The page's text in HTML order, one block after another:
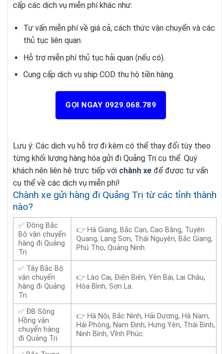
cấp các dịch vụ miễn phí khác như:
Tư vấn miễn phí về giá cả, cách thức vận chuyển và các
thủ tục liên quan.
Hỗ trợ miễn phí thủ tục hải quan (nếu có).
Cung cấp dịch vụ ship COD thu hộ tiền hàng.
GỌI NGAY 0929.068.789
Lưu ý: Các dịch vụ hỗ trợ đi kèm có thể thay đổi tùy theo
từng khối lượng hàng hóa gửi đi Quảng Trị cụ thể. Quý
khách nên liên hệ trực tiếp với chành xe để được tư vấn
cụ thể về các dịch vụ miễn phí!
Chành xe gửi hàng đi Quảng Trị từ các tỉnh thành
nào?
✅ Đông Bắc
Bộ vận chuyển
hàng đi Quảng
Trị
👉 Hà Giang, Bắc Cạn, Cao Bằng, Tuyên
Quang, Lạng Sơn, Thái Nguyên, Bắc Giang,
Phú Thọ, Quảng Ninh.
✅ Tây Bắc Bộ
vận chuyển
hàng đi Quảng
Trị
👉 Lào Cai, Điện Biên, Yên Bái, Lai Châu,
Hòa Bình, Sơn La.
✅ ĐB Sông
Hồng vận
chuyển hàng
đi Quảng Trị
👉 Hà Nội, Bắc Ninh, Hải Dương, Hà Nam,
Hải Phòng, Nam Định, Hưng Yên, Thái Bình,
Ninh Bình, Vĩnh Phúc.